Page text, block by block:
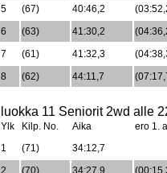
5
(67) 40:46,2
6
(63) 41:30,2
7
(61) 41:32,3
8
(62) 44:11,7
luokka 11 Seniorit 2wd alle
Ylk Kilp. No. Aika
ero 1.
1
(71)
34:12,7
2
(70) 34:27,9